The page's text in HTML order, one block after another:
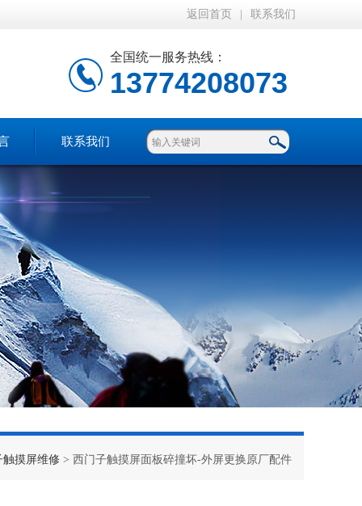
返回首页 联系我们
全国统一服务热线：
13774208073
联系我们
触摸屏维修 > 西门子触摸屏面板碎撞坏-外屏更换原厂配件